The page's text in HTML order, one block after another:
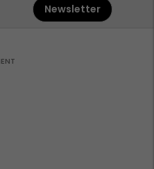
Newsletter